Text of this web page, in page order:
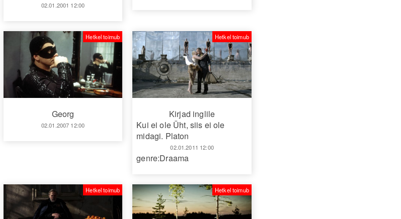
02.01.2001 12:00
Georg
02.01.2007 12:00
Hetkel toimub
Kirjad inglile
Kui ei ole Üht, siis ei ole
midagi. Platon
02.01.2011 12:00
Hetkel toimub
genre:Draama
Hetkel toimub Hetkel toimub